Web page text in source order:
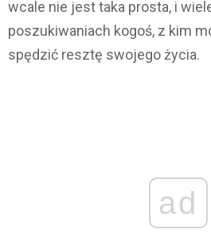
wcale nie jest taka prosta, i
poszukiwaniach kogoś, z kim
spędzić resztę swojego życia.
ad